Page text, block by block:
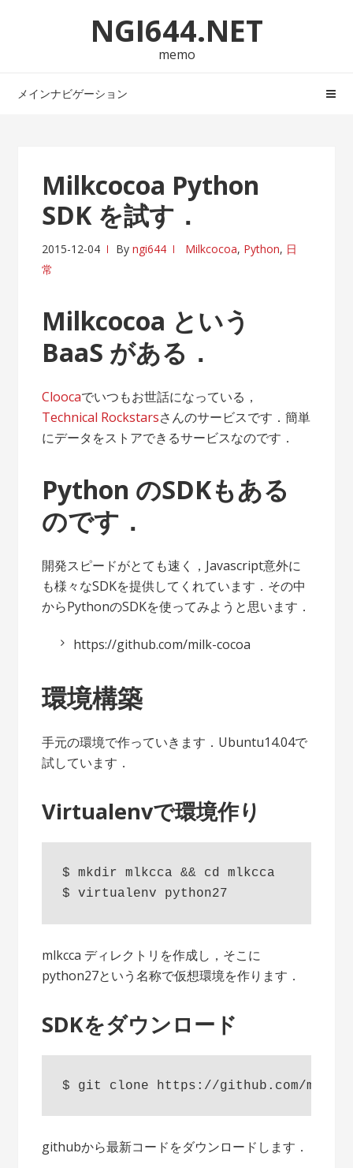
シ
ツ
NGI644.NET
memo
メインナビゲーション
Milkcocoa Python
SDK を試す．
2015-12-04 Byngi644 Milkcocoa, Python, 日
常
Milkcocoa という
BaaS がある．
Cloocaでいつもお世話になっている，
Technical Rockstarsさんのサービスです．簡単
にデータをストアできるサービスなのです．
Python のSDKもある
のです．
開発スピードがとても速く，Javascript意外に
も様々なSDKを提供してくれています．その中
からPythonのSDKを使ってみようと思います．
https://github.com/milk-cocoa
環境構築
手元の環境で作っていきます．Ubuntu14.04で
試しています．
Virtualenvで環境作り
$ mkdir mlkcca && cd mlkcca
mlkcca ディレクトリを作成し，そこに
python27という名称で仮想環境を作ります．
SDKをダウンロード
githubから最新コードをダウンロードします．